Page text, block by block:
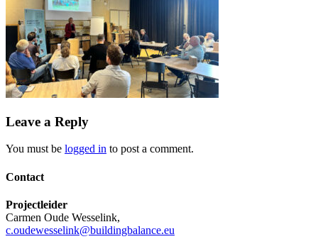
Leave a Reply
You must be logged in to post a comment.
Share
Contact
Projectleider
Carmen Oude Wesselink,
c.oudewesselink@buildingbalance.eu